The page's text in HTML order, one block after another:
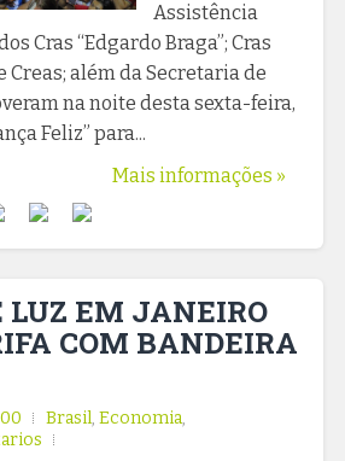
Assistência
Cras “Edgardo Braga”; Cras
Creas; além da Secretaria de
na noite desta sexta-feira,
Feliz” para...
Mais informações »
LUZ EM JANEIRO
COM BANDEIRA
Brasil, Economia,